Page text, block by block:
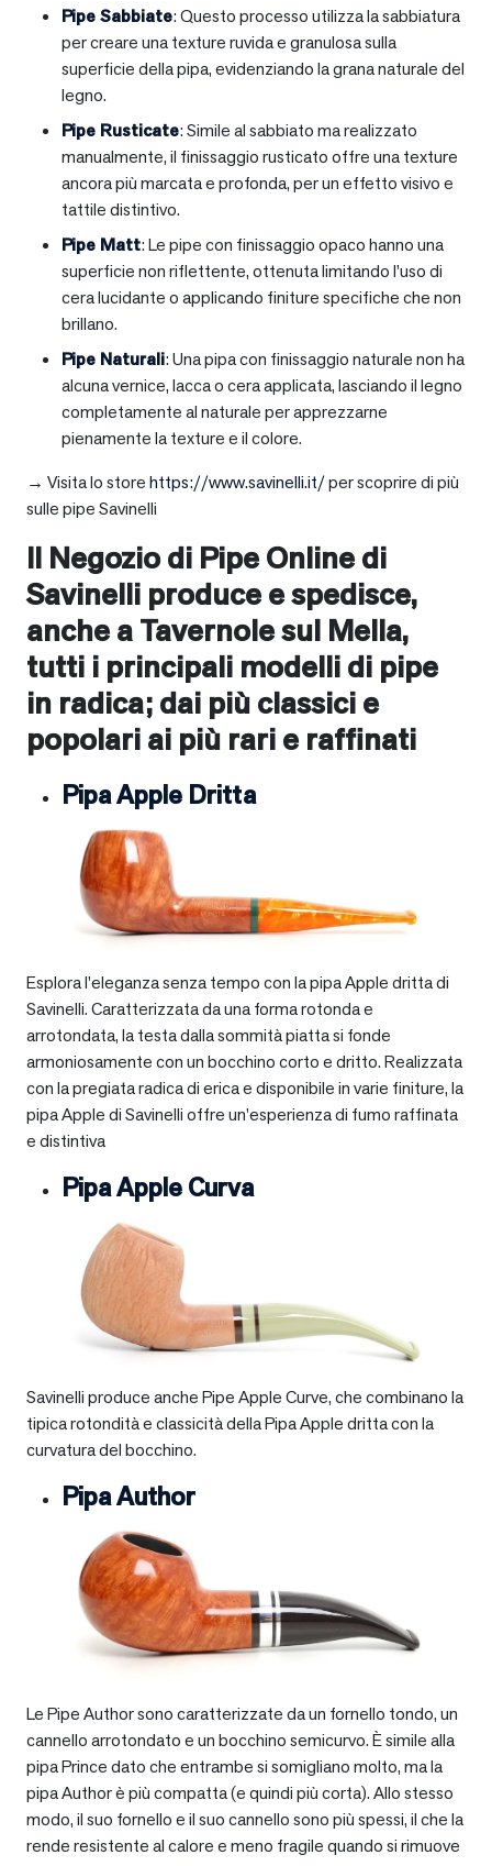
Pipe Sabbiate: Questo processo utilizza la sabbiatura
per creare una texture ruvida e granulosa sulla
superficie della pipa, evidenziando la grana naturale del
legno.
Pipe Rusticate: Simile al sabbiato ma realizzato
manualmente, il finissaggio rusticato offre una texture
ancora più marcata e profonda, per un effetto visivo e
tattile distintivo.
Pipe Matt: Le pipe con finissaggio opaco hanno una
superficie non riflettente, ottenuta limitando l’uso di
cera lucidante o applicando finiture specifiche che non
brillano.
Pipe Naturali: Una pipa con finissaggio naturale non ha
alcuna vernice, lacca o cera applicata, lasciando il legno
completamente al naturale per apprezzarne
pienamente la texture e il colore.
→ Visita lo storehttps://www.savinelli.it/per scoprire di più
sulle pipe Savinelli
Il Negozio di Pipe Online di
Savinelli produce e spedisce,
anche aTavernole sul Mella,
tutti i principali modelli di pipe
in radica; dai più classici e
popolari ai più rari e raffinati
Pipa Apple Dritta
Esplora l’eleganza senza tempo con la pipa Apple dritta di
Savinelli. Caratterizzata da una forma rotonda e
arrotondata, la testa dalla sommità piatta si fonde
armoniosamente con un bocchino corto e dritto. Realizzata
con la pregiata radica di erica e disponibile in varie finiture, la
pipa Apple di Savinelli offre un’esperienza di fumo raffinata
e distintiva
Pipa Apple Curva
Savinelli produce anche Pipe Apple Curve, che combinano la
tipica rotondità e classicità della Pipa Apple dritta con la
curvatura del bocchino.
Pipa Author
Le Pipe Author sono caratterizzate da un fornello tondo, un
cannello arrotondato e un bocchino semicurvo. È simile alla
pipa Prince dato che entrambe si somigliano molto, ma la
pipa Author è più compatta (e quindi più corta). Allo stesso
modo, il suo fornello e il suo cannello sono più spessi, il che la
rende resistente al calore e meno fragile quando si rimuove